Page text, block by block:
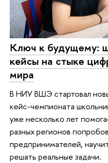
Ключ к будущему:
кейсы на стыке
мира
В НИУ ВШЭ стартовал
кейс-чемпионата
уже несколько лет
разных регионов
предпринимателей,
решать реальные задачи.